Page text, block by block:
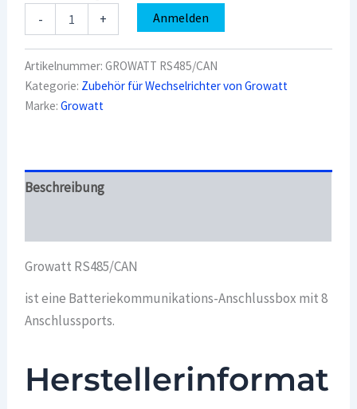
-
RS485/CAN
+ Anmelden
Artikelnummer:GROWATT RS485/CAN
Kategorie: Zubehör für Wechselrichter von Growatt
Marke:Growatt
Beschreibung
Growatt RS485/CAN
ist eine Batteriekommunikations-Anschlussbox mit 8
Anschlussports.
Herstellerinformat